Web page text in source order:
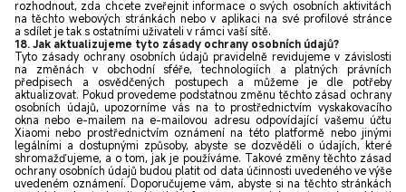
rozhodnout, zda chcete zveřejnit informace o svých osobních aktivitách
na těchto webových stránkách nebo v aplikaci na své profilové stránce
a sdílet je tak s ostatními uživateli v rámci vaší sítě.
18. Jak aktualizujeme tyto zásady ochrany osobních údajů?
Tyto zásady ochrany osobních údajů pravidelně revidujeme v závislosti
na změnách v obchodní sféře, technologiích a platných právních
předpisech a osvědčených postupech a můžeme je dle potřeby
aktualizovat. Pokud provedeme podstatnou změnu těchto zásad ochrany
osobních údajů, upozorníme vás na to prostřednictvím vyskakovacího
okna nebo e-mailem na e-mailovou adresu odpovídající vašemu účtu
Xiaomi nebo prostřednictvím oznámení na této platformě nebo jinými
legálními a dostupnými způsoby, abyste se dozvěděli o údajích, které
shromažďujeme, a o tom, jak je používáme. Takové změny těchto zásad
ochrany osobních údajů budou platit od data účinnosti uvedeného ve výše
uvedeném oznámení. Doporučujeme vám, abyste si na těchto stránkách